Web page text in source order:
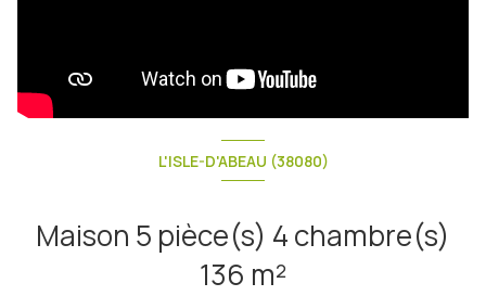
L'ISLE-D'ABEAU (38080)
Maison 5 pièce(s) 4 chambre(s)
136 m²